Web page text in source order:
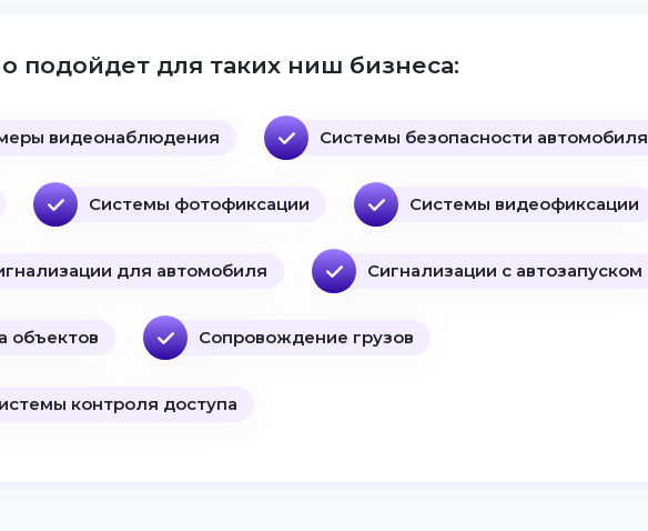
подойдет для таких ниш бизнеса:
видеонаблюдения Системы безопасности автомобиля
Системы фотофиксации Системы видеофиксации
для автомобиля Сигнализации с автозапуском
объектов Сопровождение грузов
контроля доступа